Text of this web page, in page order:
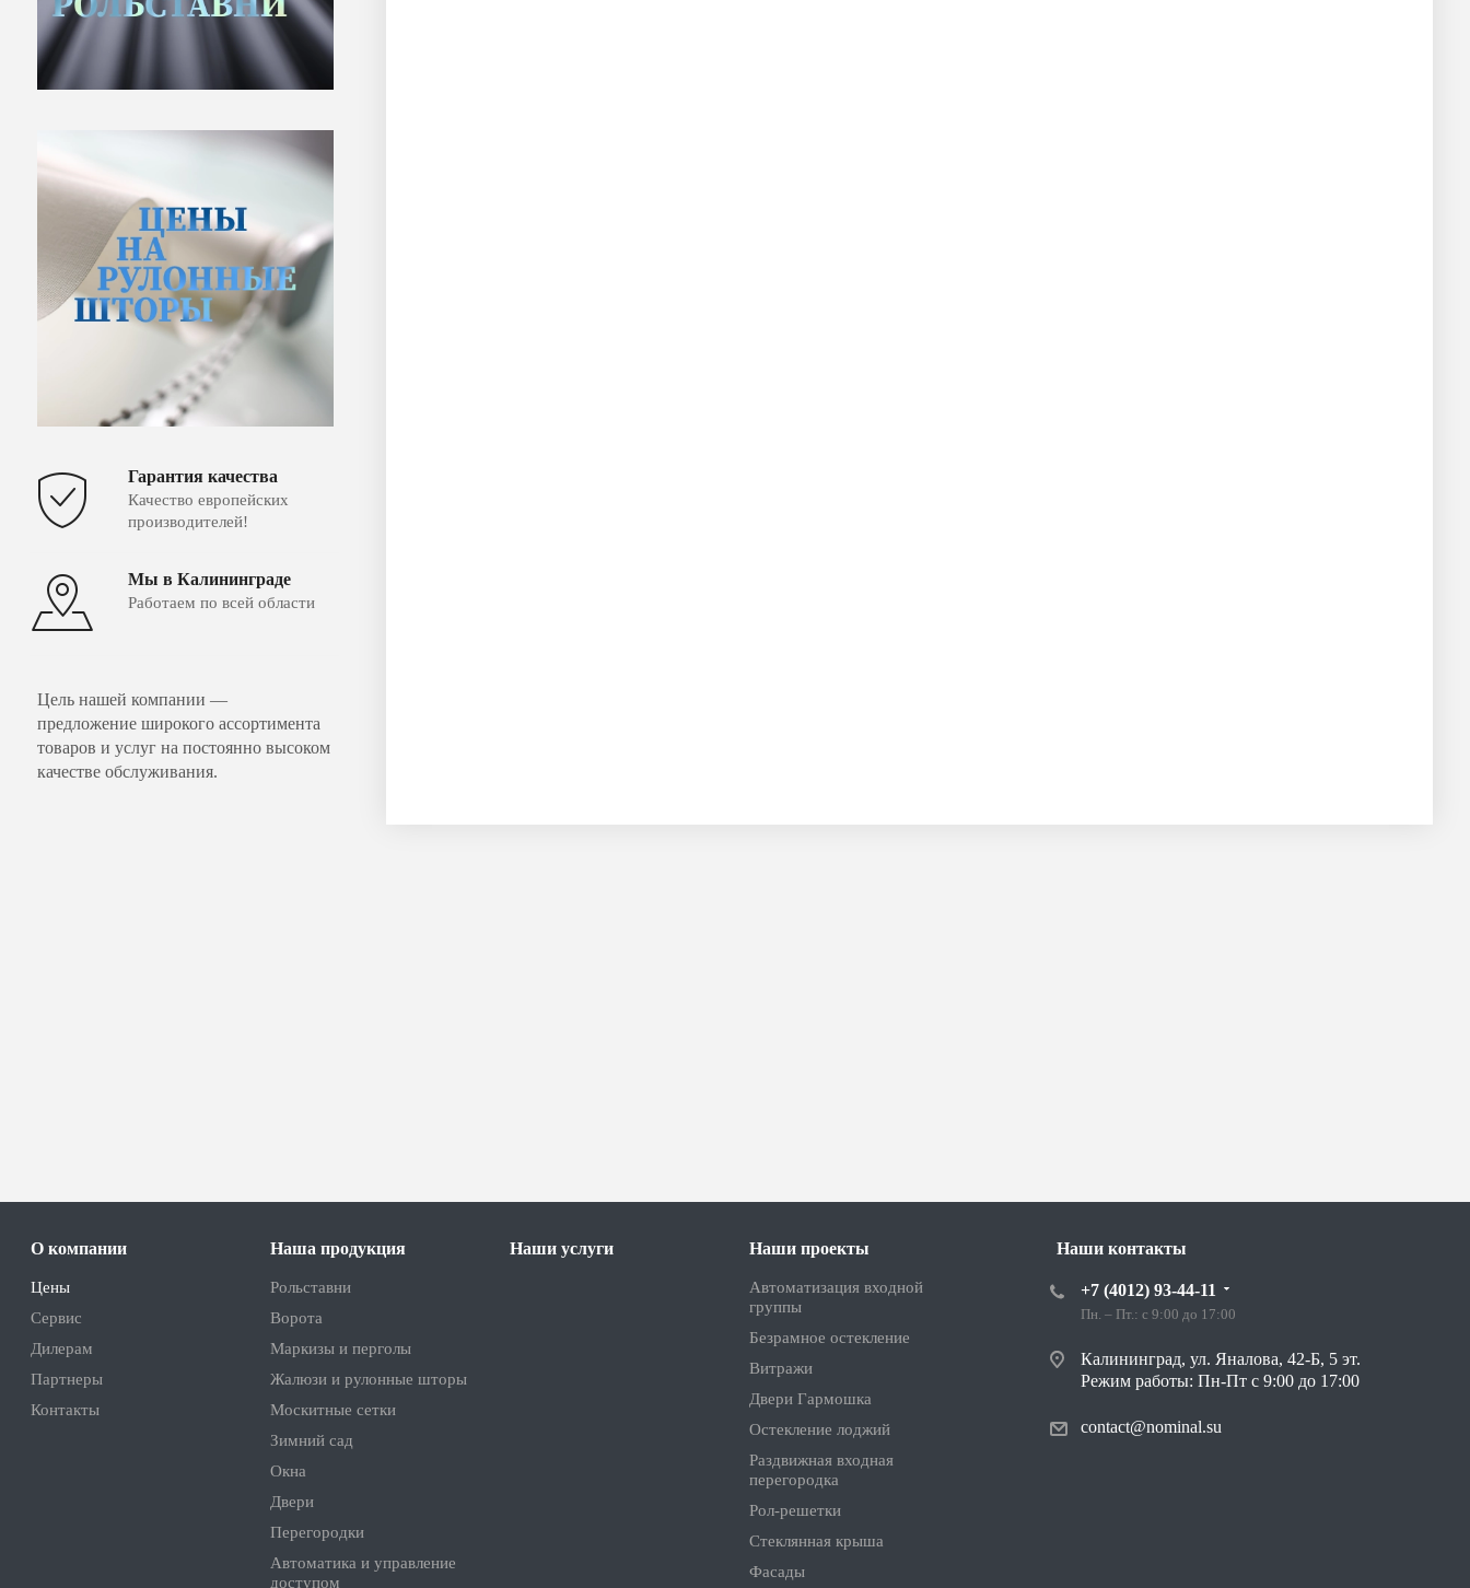
Гарантия качества
Качество европейских
производителей!
Мы в Калининграде
Работаем по всей области
Цель нашей компании —
предложение широкого ассортимента
товаров и услуг на постоянно высоком
качестве обслуживания.
О компании
Цены
Сервис
Дилерам
Партнеры
Контакты
Наша продукция
Рольставни
Ворота
Маркизы и перголы
Жалюзи и рулонные шторы
Москитные сетки
Зимний сад
Окна
Двери
Перегородки
Автоматика и управление
доступом
Наши услуги Наши проекты
Автоматизация входной
группы
Безрамное остекление
Витражи
Двери Гармошка
Остекление лоджий
Раздвижная входная
перегородка
Рол-решетки
Стеклянная крыша
Фасады
Наши контакты
+7 (4012) 93-44-11
Пн. – Пт.: с 9:00 до 17:00
Калининград, ул. Яналова, 42-Б, 5 эт.
Режим работы: Пн-Пт с 9:00 до 17:00
contact@nominal.su